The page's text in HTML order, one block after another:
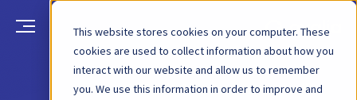
This website stores cookies on your computer. These
cookies are used to collect information about how you
interact with our website and allow us to remember
you. We use this information in order to improve and
العودةمنشور مدونة 26 يناير 2021